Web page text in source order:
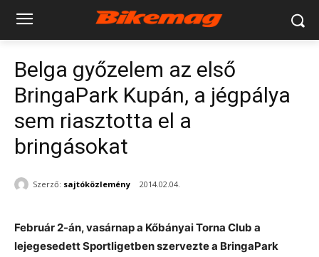
Belga győzelem az első
BringaPark Kupán, a jégpálya
sem riasztotta el a
bringásokat
Szerző: sajtóközlemény 2014.02.04.
Február 2-án, vasárnap a Kőbányai Torna Club a
lejegesedett Sportligetben szervezte a BringaPark